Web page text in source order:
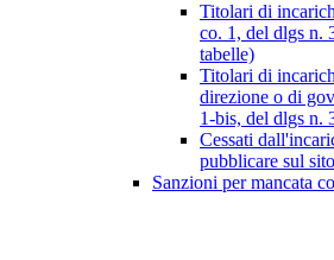
Titolari di
co. 1, del dlgs n.
tabelle)
Titolari di
direzione o di
1-bis, del dlgs n.
Cessati
pubblicare sul
Sanzioni per mancata